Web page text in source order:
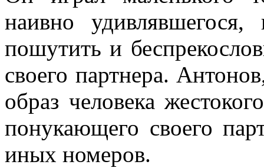
наивно
пошутить и
своего партнера.
образ человека
понукающего своего
иных номеров.